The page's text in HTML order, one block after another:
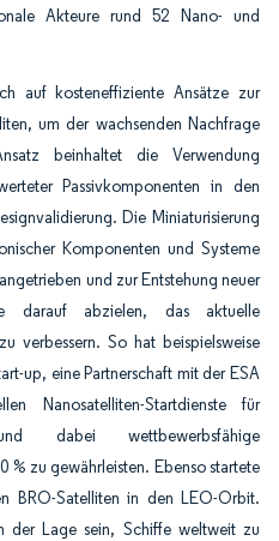
Akteure rund 52 Nano- und
auf kosteneffiziente Ansätze zur
um der wachsenden Nachfrage
beinhaltet die Verwendung
Passivkomponenten in den
Die Miniaturisierung
Komponenten und Systeme
und zur Entstehung neuer
darauf abzielen, das aktuelle
verbessern. So hat beispielsweise
up, eine Partnerschaft mit der ESA
Nanosatelliten-Startdienste für
dabei wettbewerbsfähige
% zu gewährleisten. Ebenso startete
BRO-Satelliten in den LEO-Orbit.
der Lage sein, Schiffe weltweit zu